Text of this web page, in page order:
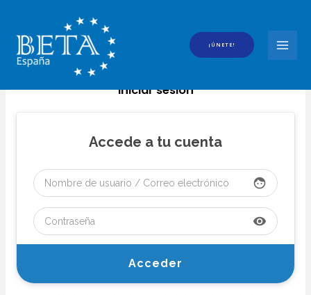
contenido
¡ÚNETE!
Iniciar sesión
Accede a tu cuenta
face
visibility